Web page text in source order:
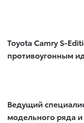
Toyota Camry S-
противоугонным
Ведущий
модельного ряда